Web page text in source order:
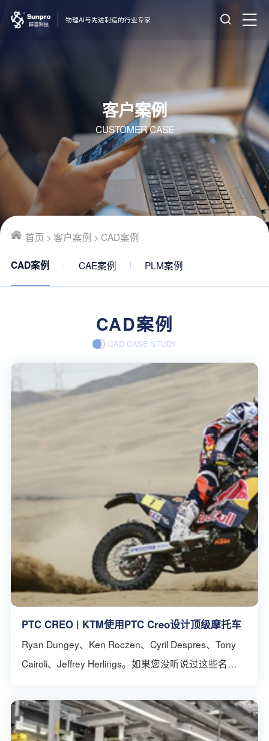
物理AI与先进制造的行业专家
客户案例
CUSTOMER CASE
CAD案例 CAE案例 PLM案例
首页 > 客户案例 > CAD案例
CAD案例
CAD CASE STUDY
PTC CREO | KTM使用PTC Creo设计顶级摩托车
Ryan Dungey、Ken Roczen、Cyril Despres、Tony
Cairoli、Jeffrey Herlings。如果您没听说过这些名
赛。这些冠军选手分别来自美国、德国、法国、意大
利和荷